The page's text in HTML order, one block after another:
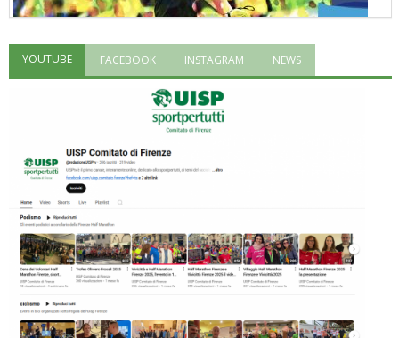
"Superare gli ostacoli": la relazione di Tiziano Pesce al CN Uisp
Luglio 2026: "Pensando con i piedi, si possono fare le
rivoluzioni"
YOUTUBE FACEBOOK INSTAGRAM NEWS